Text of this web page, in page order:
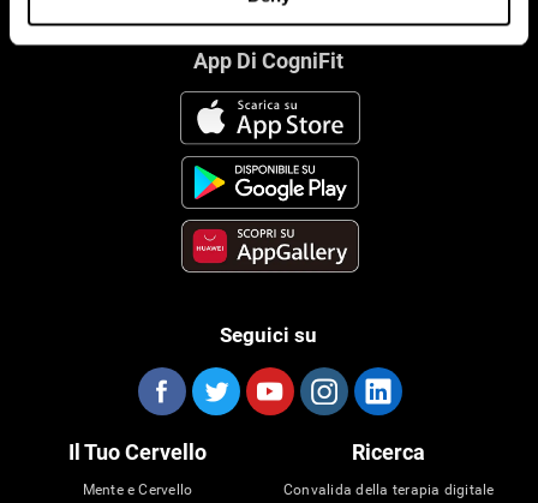
App Di CogniFit
Seguici su
Il Tuo Cervello
Mente e Cervello
Ricerca
Convalida della terapia digitale